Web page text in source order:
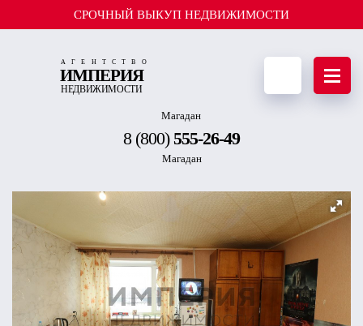
СРОЧНЫЙ ВЫКУП НЕДВИЖИМОСТИ
АГЕНТСТВО
ИМПЕРИЯ
НЕДВИЖИМОСТИ
Магадан
8 (800)555-26-49
Магадан
Отправить